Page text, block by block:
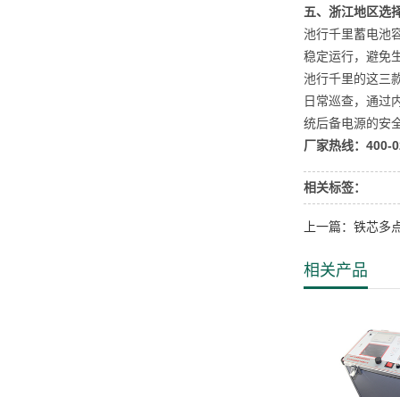
五、浙江地区选
池行千里蓄电池
稳定运行，避免
池行千里的这三
日常巡查，通过
统后备电源的安
厂家热线：400-
相关标签：
上一篇：铁芯多
相关产品